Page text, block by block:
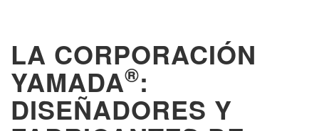
LA CORPORACIÓN
YAMADA®:
DISEÑADORES Y